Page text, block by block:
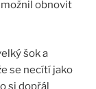
obnovit
šok a
se necítí jako
si dopřál